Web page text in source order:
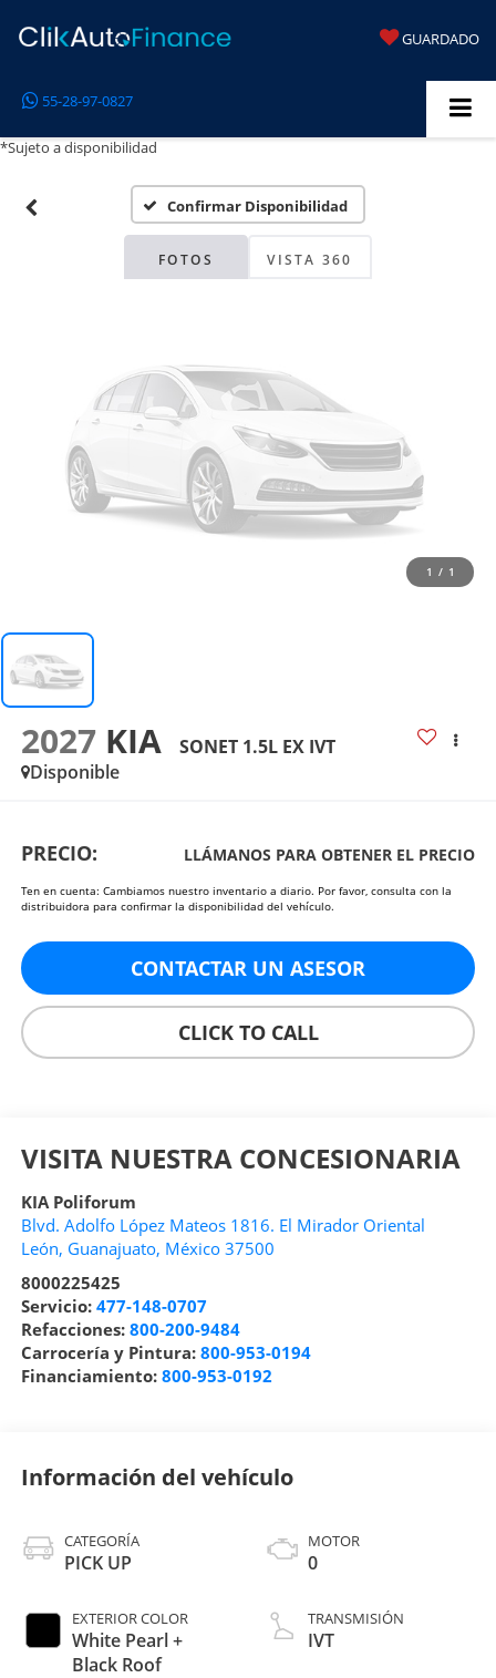
GUARDADO
55-28-97-0827
*Sujeto a disponibilidad
Confirmar Disponibilidad
FOTOS VISTA 360
Disponibles
Por favor, revise luego
1 / 1
2027 KIA
SONET 1.5L EX IVT
Disponible
PRECIO: LLÁMANOS PARA OBTENER EL PRECIO
Ten en cuenta: Cambiamos nuestro inventario a diario. Por favor, consulta con la
distribuidora para confirmar la disponibilidad del vehículo.
CONTACTAR UN ASESOR
CLICK TO CALL
VISITA NUESTRA CONCESIONARIA
KIA Poliforum
Blvd. Adolfo López Mateos 1816. El Mirador Oriental
León, Guanajuato, México 37500
8000225425
Servicio: 477-148-0707
Refacciones: 800-200-9484
Carrocería y Pintura: 800-953-0194
Financiamiento: 800-953-0192
Información del vehículo
CATEGORÍA
PICK UP
EXTERIOR COLOR
White Pearl +
Black Roof
MOTOR
0
TRANSMISIÓN
IVT